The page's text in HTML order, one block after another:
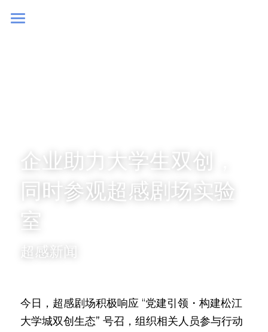
加盟我们
企业助力大学生双创，
同时参观超感剧场实验
室
超感新闻
今日，超感剧场积极响应 “党建引领・构建松江
大学城双创生态” 号召，组织相关人员参与行动